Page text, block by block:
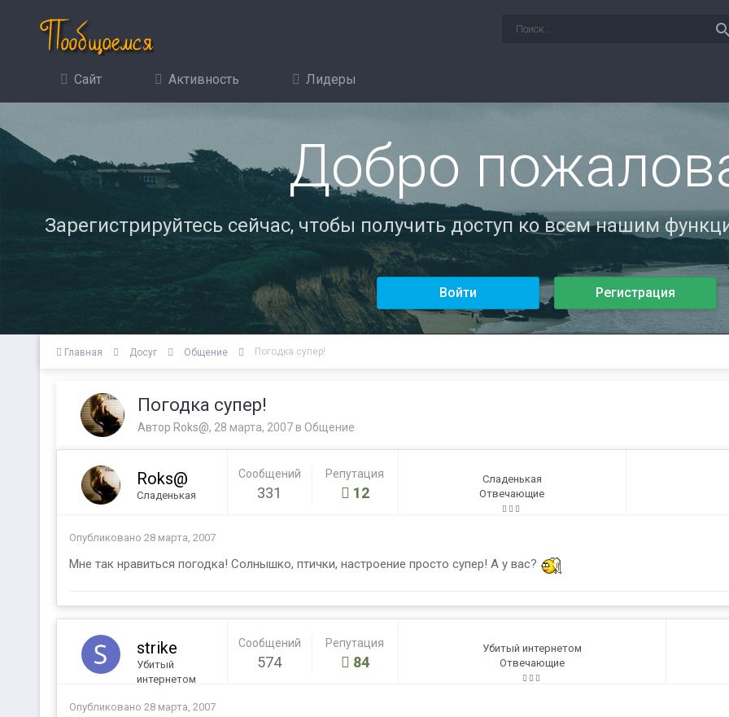
search
Сайт Активность Лидеры
Добро
Зарегистрируйтесь сейчас, чтобы получить доступ ко всем нашим
Войти Регистрация
Главная Досуг Общение Погодка супер!
Погодка супер!
Автор Roks@, 28 марта, 2007в Общение
Roks@
Сладенькая
Сообщений
331
Репутация
12
Сладенькая
Отвечающие
Опубликовано 28 марта, 2007
Мне так нравиться погодка! Солнышко, птички, настроение просто супер! А у вас?
strike
Убитый
интернетом
Сообщений
574
Репутация
84
Убитый интернетом
Отвечающие
Опубликовано 28 марта, 2007